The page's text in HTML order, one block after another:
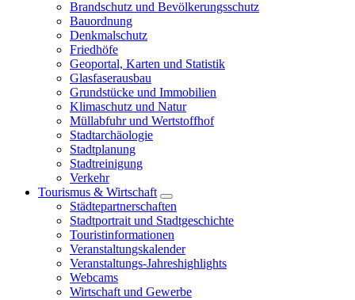
Brandschutz und Bevölkerungsschutz
Bauordnung
Denkmalschutz
Friedhöfe
Geoportal, Karten und Statistik
Glasfaserausbau
Grundstücke und Immobilien
Klimaschutz und Natur
Müllabfuhr und Wertstoffhof
Stadtarchäologie
Stadtplanung
Stadtreinigung
Verkehr
Tourismus & Wirtschaft
Städtepartnerschaften
Stadtportrait und Stadtgeschichte
Touristinformationen
Veranstaltungskalender
Veranstaltungs-Jahreshighlights
Webcams
Wirtschaft und Gewerbe